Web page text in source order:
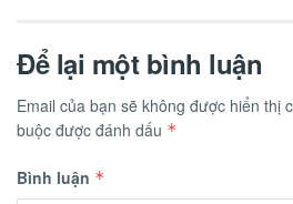
Để lại một bình luận
Email của bạn sẽ không được hiển thị
buộc được đánh dấu *
Bình luận *